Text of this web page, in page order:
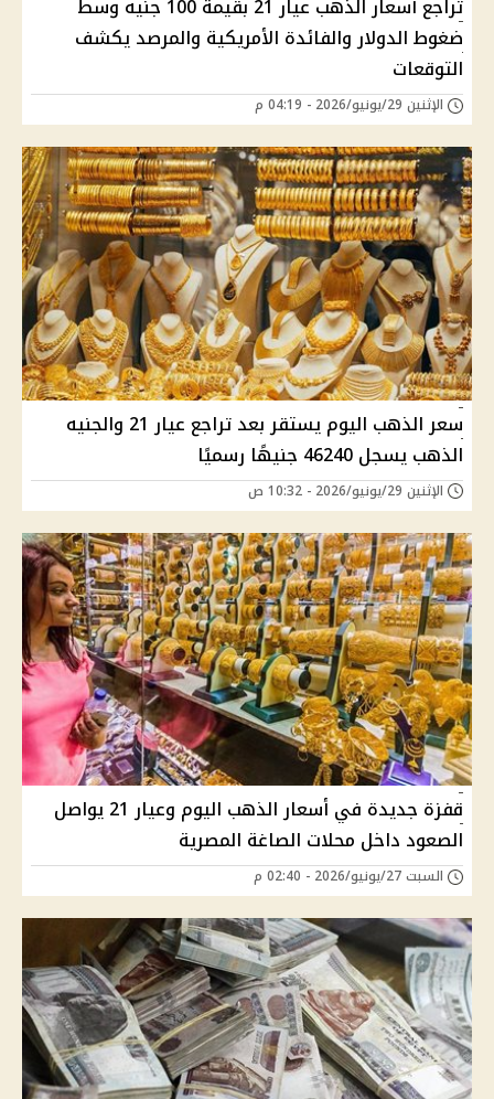
تراجع أسعار الذهب عيار 21 بقيمة 100 جنيه وسط
ضغوط الدولار والفائدة الأمريكية والمرصد يكشف
التوقعات
الإثنين 29/يونيو/2026 - 04:19 م
سعر الذهب اليوم يستقر بعد تراجع عيار 21 والجنيه
الذهب يسجل 46240 جنيهًا رسميًا
الإثنين 29/يونيو/2026 - 10:32 ص
قفزة جديدة في أسعار الذهب اليوم وعيار 21 يواصل
الصعود داخل محلات الصاغة المصرية
السبت 27/يونيو/2026 - 02:40 م